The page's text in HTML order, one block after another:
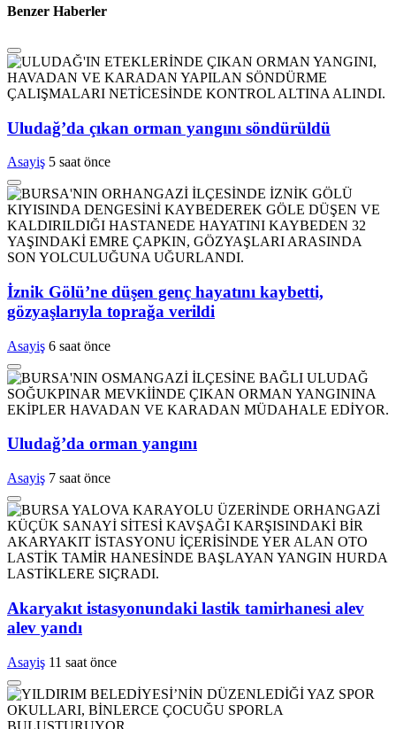
Benzer Haberler
Uludağ’da çıkan orman yangını söndürüldü
Asayiş 5 saat önce
İznik Gölü’ne düşen genç hayatını kaybetti,
gözyaşlarıyla toprağa verildi
Asayiş 6 saat önce
Uludağ’da orman yangını
Asayiş 7 saat önce
Akaryakıt istasyonundaki lastik tamirhanesi alev
alev yandı
Asayiş 11 saat önce